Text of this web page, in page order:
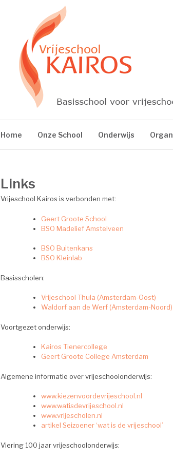
VRIJESCHOOL
Home Onze School Onderwijs
Links
Vrijeschool Kairos is verbonden met:
Geert Groote School
BSO Madelief Amstelveen
BSO Buitenkans
BSO Kleinlab
Basisscholen:
Vrijeschool Thula (Amsterdam-Oost)
Waldorf aan de Werf (Amsterdam-Noord)
Voortgezet onderwijs:
Kairos Tienercollege
Geert Groote College Amsterdam
Algemene informatie over vrijeschoolonderwijs:
www.kiezenvoordevrijeschool.nl
www.watisdevrijeschool.nl
www.vrijescholen.nl
artikel Seizoener ‘wat is de vrijeschool’
Viering 100 jaar vrijeschoolonderwijs: